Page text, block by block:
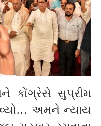
કોંગ્રેસે સુપ્રીમ
અમને ન્યાય